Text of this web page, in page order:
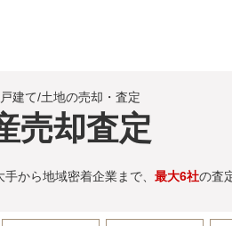
建て/土地の売却・査定
売却査定
から地域密着企業まで、 最大6社の査